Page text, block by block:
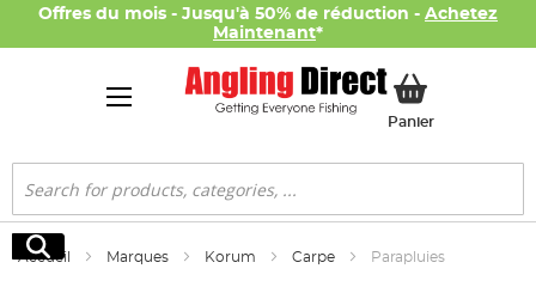
Offres du mois - Jusqu'à 50% de réduction - Achetez
Maintenant*
PanierMon panier
Rechercher
Rechercher
Accueil Marques Korum Carpe Parapluies